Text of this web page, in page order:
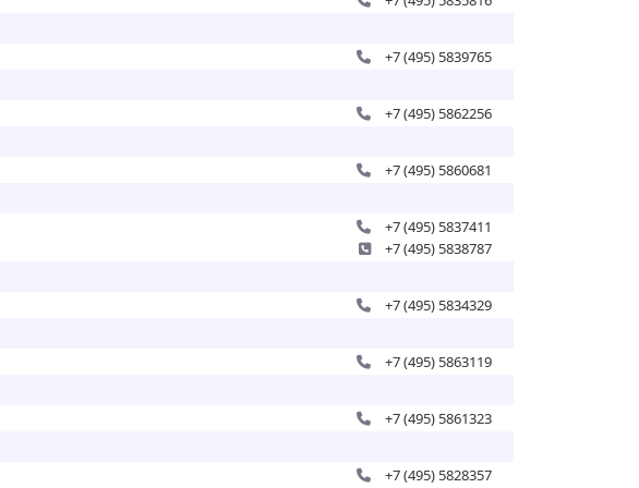
+7 (495) 5839765
+7 (495) 5862256
+7 (495) 5860681
+7 (495) 5837411
+7 (495) 5838787
+7 (495) 5834329
+7 (495) 5863119
+7 (495) 5861323
+7 (495) 5828357